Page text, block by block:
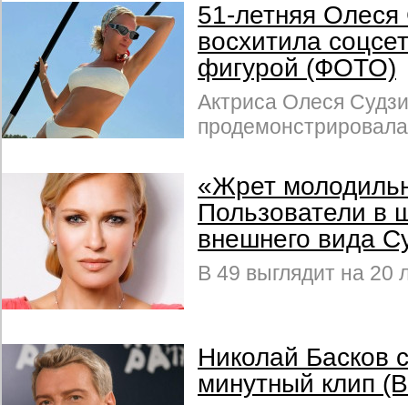
51-летняя Олеся
восхитила
фигурой (ФОТО)
Актриса Олеся
«Жрет
Пользователи в
внешнего вида
В 49 выглядит на 20
Николай Басков
минутный клип